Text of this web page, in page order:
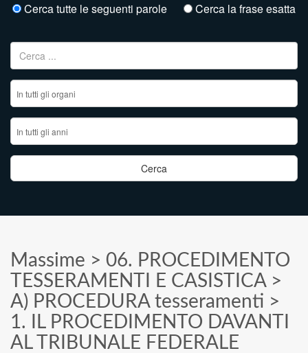
Cerca tutte le seguenti parole Cerca la frase esatta
Ricerca per:
Massime > 06. PROCEDIMENTO
TESSERAMENTI E CASISTICA>
A) PROCEDURA tesseramenti >
1. IL PROCEDIMENTO DAVANTI
AL TRIBUNALE FEDERALE